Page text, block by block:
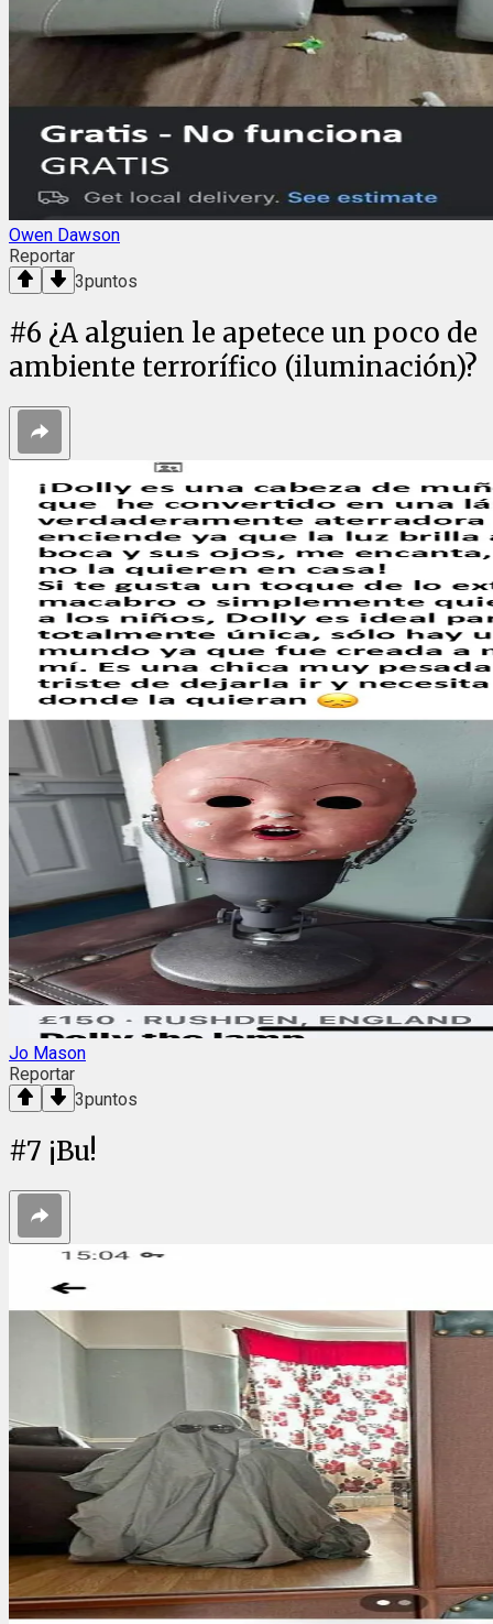
Owen Dawson
Reportar
3puntos
#6 ¿A alguien le apetece un poco de
ambiente terrorífico (iluminación)?
Jo Mason
Reportar
3puntos
#7 ¡Bu!